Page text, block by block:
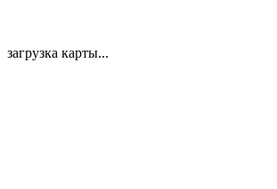
загрузка карты...